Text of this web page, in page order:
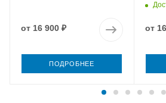
от 16 900 ₽
ПОДРОБНЕЕ
от